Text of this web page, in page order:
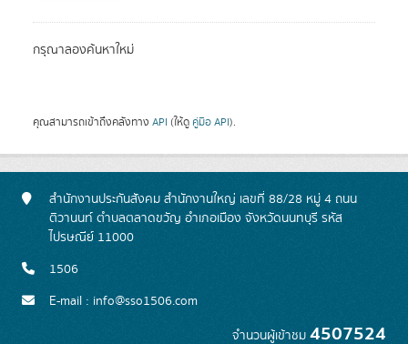
กรุณาลองค้นหาใหม่
คุณสามารถเข้าถึงคลังทาง API (ให้ดู คู่มือ API).
สำนักงานประกันสังคม สำนักงานใหญ่ เลขที่ 88/28 หมู่ 4 ถนน
ติวานนท์ ตำบลตลาดขวัญ อำเภอเมือง จังหวัดนนทบุรี รหัส
ไปรษณีย์ 11000
1506
E-mail : info@sso1506.com
จำนวนผู้เข้าชม 4507524